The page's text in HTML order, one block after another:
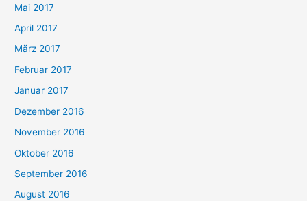
Mai 2017
April 2017
März 2017
Februar 2017
Januar 2017
Dezember 2016
November 2016
Oktober 2016
September 2016
August 2016